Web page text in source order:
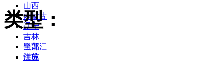
山西
内蒙古
辽宁
吉林
黑龙江
江苏
类型：
全部
供应